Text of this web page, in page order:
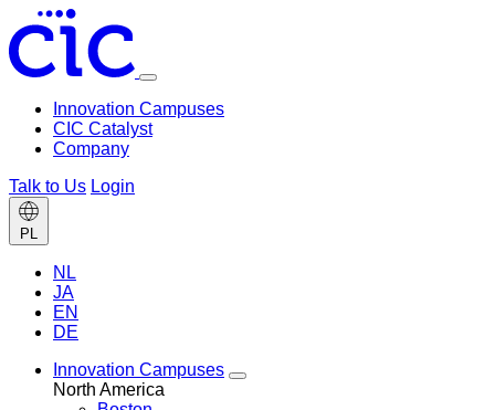
Toggle
menu
Innovation Campuses
CIC Catalyst
Company
Talk to Us Login
PL
language
NL
JA
EN
DE
Innovation Campuses
Toggle
North America